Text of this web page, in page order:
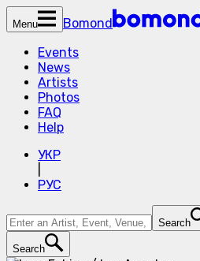
Menu
Bomond
Events
News
Artists
Photos
FAQ
Help
УКР
РУС
Search
Search